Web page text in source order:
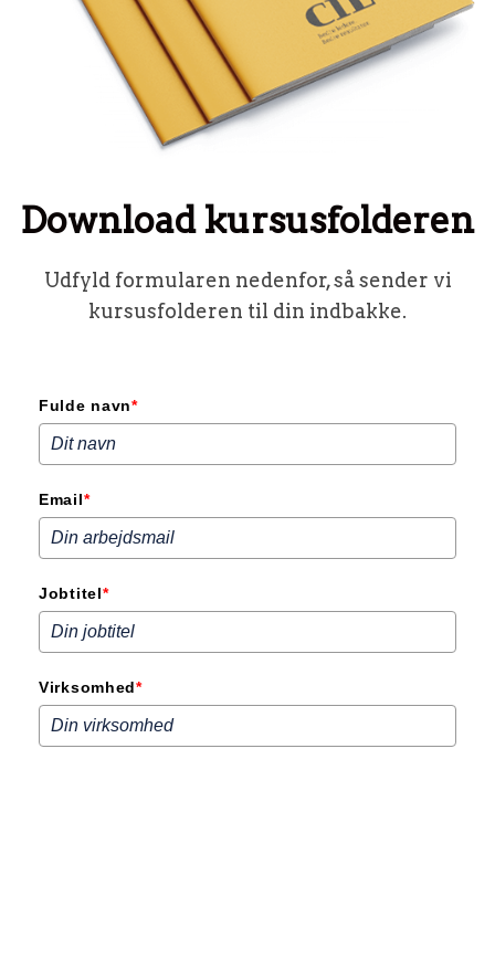
Download kursusfolderen
Udfyld formularen nedenfor, så sender vi
kursusfolderen til din indbakke.
Fulde navn*
Email*
Jobtitel*
Virksomhed*